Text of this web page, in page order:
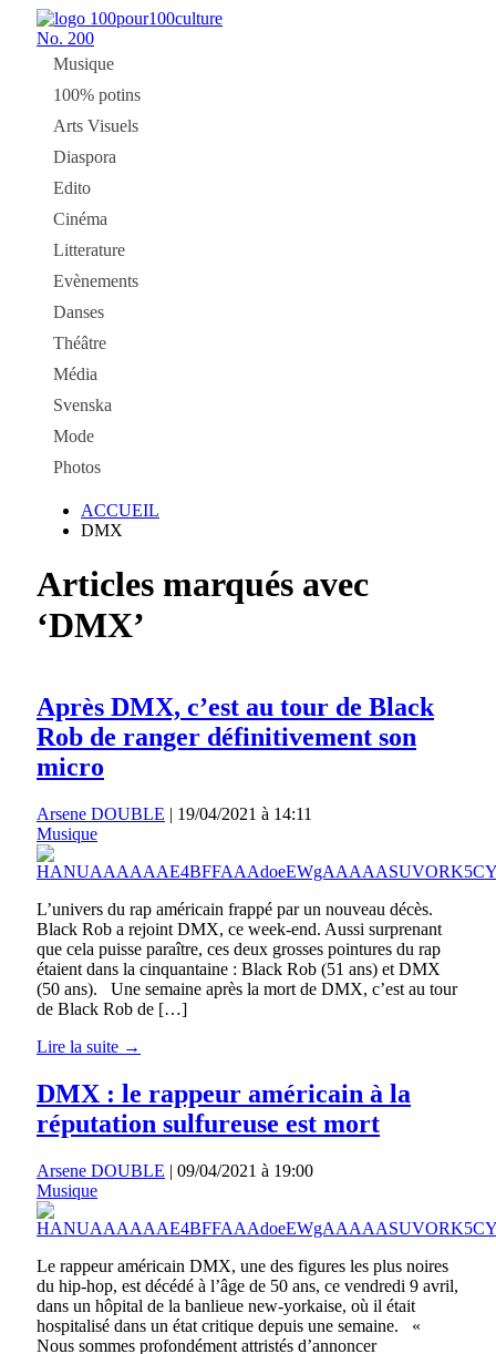
No. 200
Musique
100% potins
Arts Visuels
Diaspora
Edito
Cinéma
Litterature
Evènements
Danses
Théâtre
Média
Svenska
Mode
Photos
ACCUEIL
DMX
Articles marqués avec
‘DMX’
Après DMX, c’est au tour de Black
Rob de ranger définitivement son
micro
Arsene DOUBLE | 19/04/2021 à 14:11
Musique
L’univers du rap américain frappé par un nouveau décès.
Black Rob a rejoint DMX, ce week-end. Aussi surprenant
que cela puisse paraître, ces deux grosses pointures du rap
étaient dans la cinquantaine : Black Rob (51 ans) et DMX
(50 ans). Une semaine après la mort de DMX, c’est au tour
de Black Rob de […]
Lire la suite →
DMX : le rappeur américain à la
réputation sulfureuse est mort
Arsene DOUBLE | 09/04/2021 à 19:00
Musique
Le rappeur américain DMX, une des figures les plus noires
du hip-hop, est décédé à l’âge de 50 ans, ce vendredi 9 avril,
dans un hôpital de la banlieue new-yorkaise, où il était
hospitalisé dans un état critique depuis une semaine. «
Nous sommes profondément attristés d’annoncer